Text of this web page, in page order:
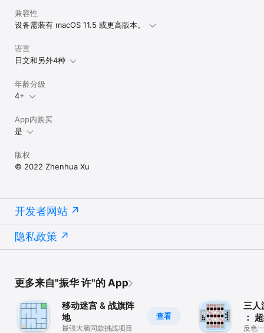
兼容性
设备需装有 macOS 11.5 或更高版本。
语言
日文和另外4种
年龄分级
4+
App内购买
是
版权
© 2022 Zhenhua Xu
开发者网站
隐私政策
更多来自"振华 许"的 App
查看
移动迷宫 & 战旗阵
地
最强大脑同款挑战项目
三人
：
反色